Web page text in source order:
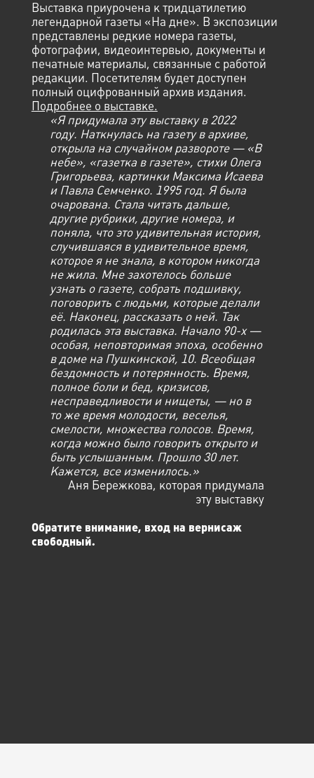
Выставка приурочена к тридцатилетию
легендарной газеты «На дне». В экспозиции
представлены редкие номера газеты,
фотографии, видеоинтервью, документы и
печатные материалы, связанные с работой
редакции. Посетителям будет доступен
полный оцифрованный архив издания.
Подробнее о выставке.
«Я придумала эту выставку в 2022
году. Наткнулась на газету в архиве,
открыла на случайном развороте — «В
небе», «газетка в газете», стихи Олега
Григорьева, картинки Максима Исаева
и Павла Семченко. 1995 год. Я была
очарована. Стала читать дальше,
другие рубрики, другие номера, и
поняла, что это удивительная история,
случившаяся в удивительное время,
которое я не знала, в котором никогда
не жила. Мне захотелось больше
узнать о газете, собрать подшивку,
поговорить с людьми, которые делали
её. Наконец, рассказать о ней. Так
родилась эта выставка. Начало 90-х —
особая, неповторимая эпоха, особенно
в доме на Пушкинской, 10. Всеобщая
бездомность и потерянность. Время,
полное боли и бед, кризисов,
несправедливости и нищеты, — но в
то же время молодости, веселья,
смелости, множества голосов. Время,
когда можно было говорить открыто и
быть услышанным. Прошло 30 лет.
Кажется, все изменилось.»
Аня Бережкова, которая придумала
эту выставку
Обратите внимание, вход на вернисаж
свободный.